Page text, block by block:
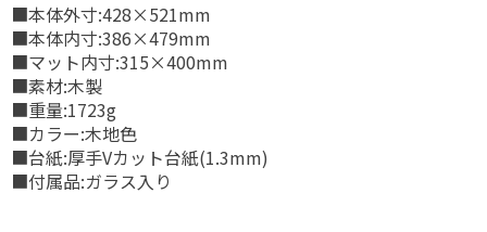
■本体外寸:428×521mm
■本体内寸:386×479mm
■マット内寸:315×400mm
■素材:木製
■重量:1723g
■カラー:木地色
■台紙:厚手Vカット台紙(1.3mm)
■付属品:ガラス入り